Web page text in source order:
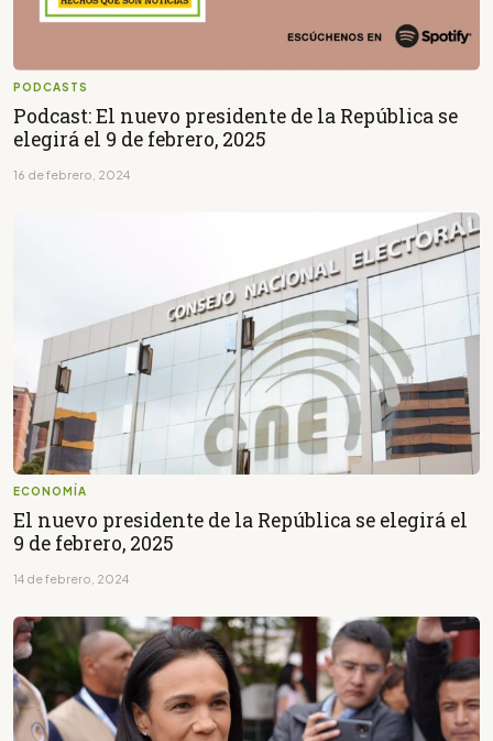
PODCASTS
Podcast: El nuevo presidente de la República se
elegirá el 9 de febrero, 2025
16 de febrero, 2024
ECONOMÍA
El nuevo presidente de la República se elegirá el
9 de febrero, 2025
14 de febrero, 2024